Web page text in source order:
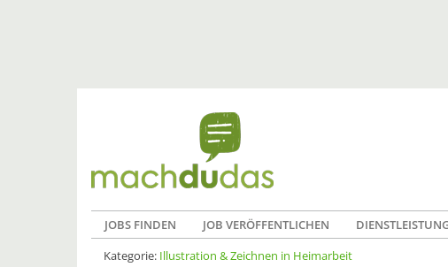
JOBS FINDEN JOB VERÖFFENTLICHEN
Kategorie: Illustration & Zeichnen in Heimarbeit